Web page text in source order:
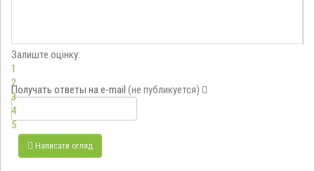
Залиште оцінку:
1
2
3
4
5
Получать ответы на e-mail (не публикуется)
Написати огляд